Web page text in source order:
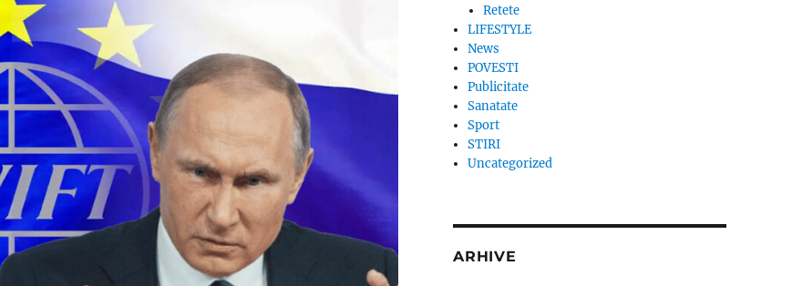
Retete
LIFESTYLE
News
POVESTI
Publicitate
Sanatate
Sport
STIRI
Uncategorized
ARHIVE